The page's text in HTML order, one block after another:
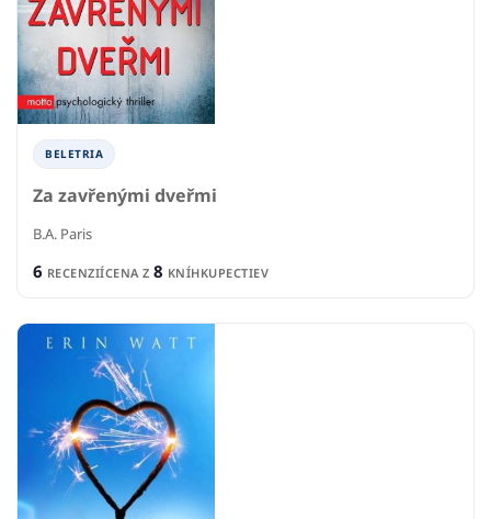
BELETRIA
Za zavřenými dveřmi
B.A. Paris
6 RECENZIÍCENA Z 8 KNÍHKUPECTIEV